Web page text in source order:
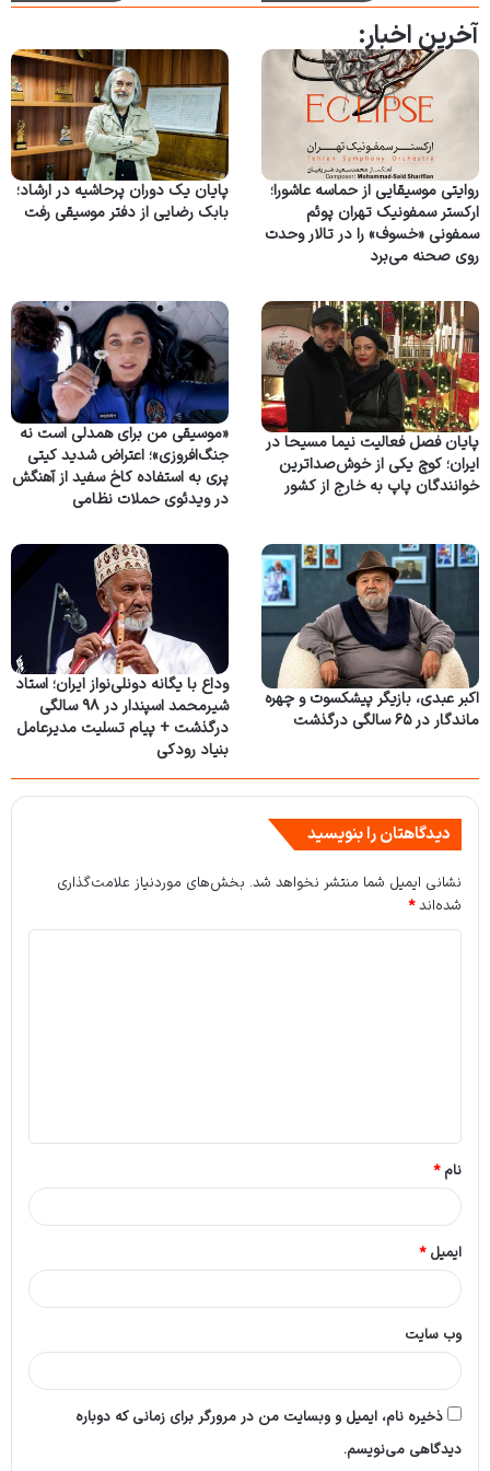
آخرین اخبار:
روایتی موسیقایی از حماسه عاشورا؛
ارکستر سمفونیک تهران پوئم
سمفونی «خسوف» را در تالار وحدت
روی صحنه می‌برد
پایان یک دوران پرحاشیه در ارشاد؛
بابک رضایی از دفتر موسیقی رفت
پایان فصل فعالیت نیما مسیحا در
ایران؛ کوچ یکی از خوش‌صداترین
خوانندگان پاپ به خارج از کشور
«موسیقی من برای همدلی است نه
جنگ‌افروزی»؛ اعتراض شدید کیتی
پری به استفاده کاخ سفید از آهنگش
در ویدئوی حملات نظامی
اکبر عبدی، بازیگر پیشکسوت و چهره
ماندگار در ۶۵ سالگی درگذشت
وداع با یگانه دونلی‌نواز ایران؛ استاد
شیرمحمد اسپندار در ۹۸ سالگی
درگذشت + پیام تسلیت مدیرعامل
بنیاد رودکی
دیدگاهتان را بنویسید
نشانی ایمیل شما منتشر نخواهد شد. بخش‌های موردنیاز علامت‌گذاری
شده‌اند*
*
نام*
ایمیل*
وب‌ سایت
ذخیره نام، ایمیل و وبسایت من در مرورگر برای زمانی که دوباره
دیدگاهی می‌نویسم.